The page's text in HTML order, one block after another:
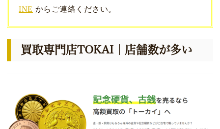
INE からご連絡ください。
買取専門店TOKAI｜店舗数が多い